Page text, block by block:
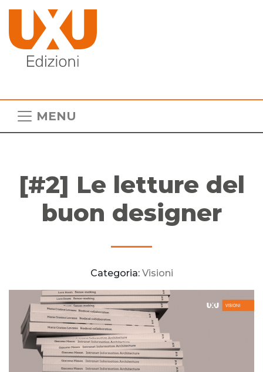
MENU
[#2] Le letture del
buon designer
Categoria: Visioni